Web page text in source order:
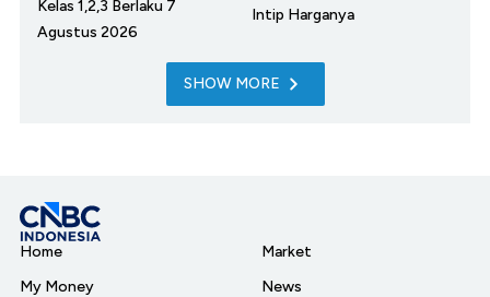
Kelas 1,2,3 Berlaku 7
Agustus 2026
Intip Harganya
SHOW MORE
Home
My Money
Market
News